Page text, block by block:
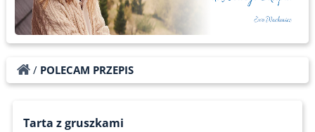
/ POLECAM PRZEPIS
Tarta z gruszkami